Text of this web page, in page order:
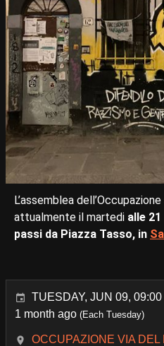
L’assemblea
attualmente il martedi alle 21
passi da Piazza Tasso, in
TUESDAY, JUN 09, 09:00
1 month ago (Each Tuesday)
OCCUPAZIONE VIA DEL